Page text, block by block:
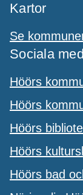
Kartor
Se
Sociala
Höörs
Höörs
Höörs
Höörs
Höörs bad